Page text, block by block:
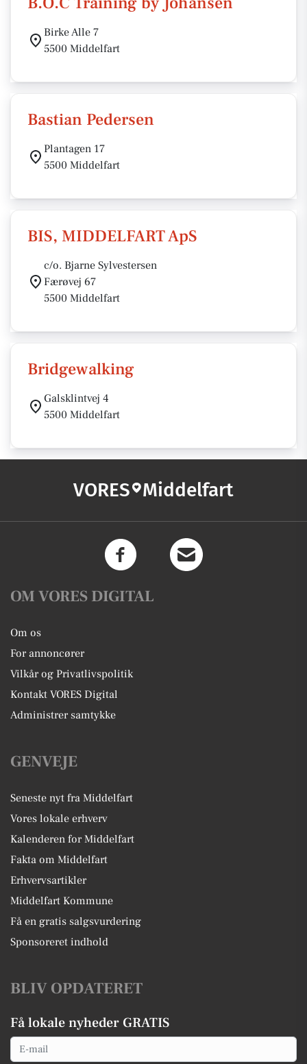
Birke Alle 7
5500 Middelfart
Bastian Pedersen
Plantagen 17
5500 Middelfart
BIS, MIDDELFART ApS
c/o. Bjarne Sylvestersen
Færøvej 67
5500 Middelfart
Bridgewalking
Galsklintvej 4
5500 Middelfart
VORES Middelfart
OM VORES DIGITAL
Om os
For annoncører
Vilkår og Privatlivspolitik
Kontakt VORES Digital
Administrer samtykke
GENVEJE
Seneste nyt fra Middelfart
Vores lokale erhverv
Kalenderen for Middelfart
Fakta om Middelfart
Erhvervsartikler
Middelfart Kommune
Få en gratis salgsvurdering
Sponsoreret indhold
BLIV OPDATERET
Få lokale nyheder GRATIS
Email